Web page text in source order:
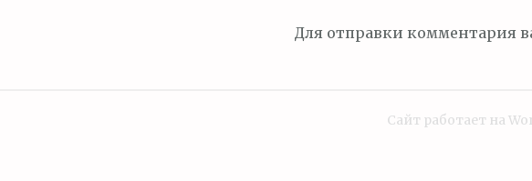
Для отправки комментария
Сайт работает на